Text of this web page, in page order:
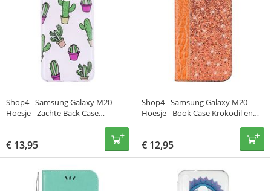
Shop4 - Samsung Galaxy M20
Hoesje - Zachte Back Case
€ 13,95
Shop4 - Samsung Galaxy M20
Hoesje - Book Case Krokodil en
€ 12,95